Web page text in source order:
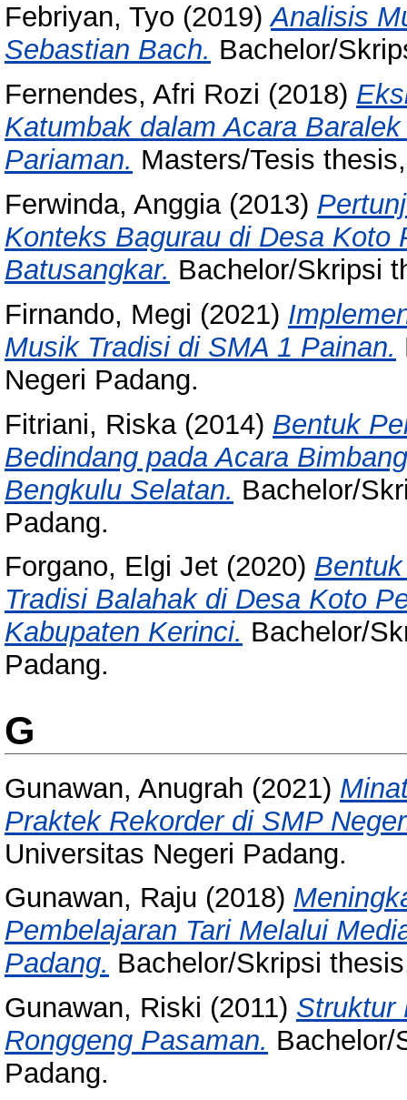
Febriyan, Tyo (2019)Analisis
Sebastian Bach. Bachelor/
Fernendes, Afri Rozi (2018)
Katumbak dalam Acara
Pariaman. Masters/Tesis
Ferwinda, Anggia(2013)
Konteks Bagurau di Desa Koto
Batusangkar. Bachelor/Skripsi
Firnando, Megi (2021)
Musik Tradisi di SMA 1 Painan.
Negeri Padang.
Fitriani, Riska(2014) Bentuk
Bedindang pada Acara
Bengkulu Selatan. Bachelor/
Padang.
Forgano, Elgi Jet (2020)
Tradisi Balahak di Desa Koto
Kabupaten Kerinci. Bachelor/
Padang.
G
Gunawan, Anugrah (2021)
Praktek Rekorder di SMP
Universitas Negeri Padang.
Gunawan, Raju (2018)
Pembelajaran Tari Melalui
Padang. Bachelor/Skripsi
Gunawan, Riski (2011) Struktur
Ronggeng Pasaman. Bachelor/
Padang.